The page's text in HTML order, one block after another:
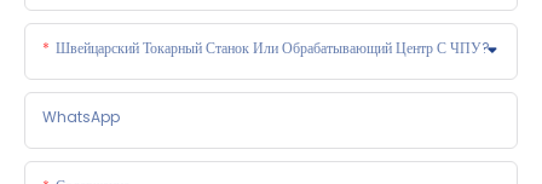
Швейцарский Токарный Станок Или Обрабатывающий Центр С ЧПУ?
WhatsApp